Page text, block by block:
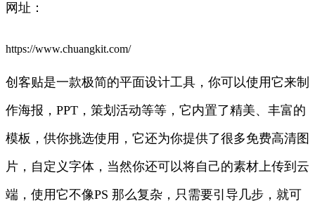
网址：
https://www.chuangkit.com/
创客贴是一款极简的平面设计工具，你可以使用它来制
作海报，PPT，策划活动等等，它内置了精美、丰富的
模板，供你挑选使用，它还为你提供了很多免费高清图
片，自定义字体，当然你还可以将自己的素材上传到云
端，使用它不像PS 那么复杂，只需要引导几步，就可